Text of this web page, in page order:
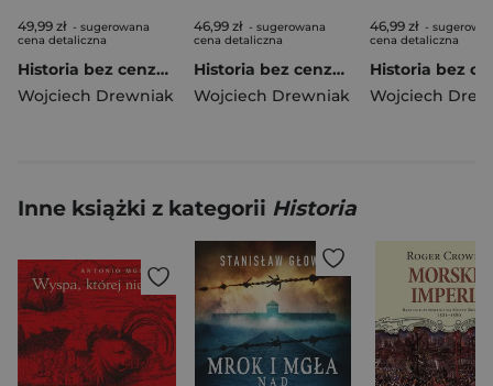
49,99 zł - sugerowana
cena detaliczna
Historia bez cenzury 7. Ludzie to idioci
Wojciech Drewniak
46,99 zł - sugerowana
cena detaliczna
Historia bez cenzury 3, wyd 2022
Wojciech Drewniak
46,99 zł -
cena detaliczna
Wojciech
Inne książki z kategorii Historia